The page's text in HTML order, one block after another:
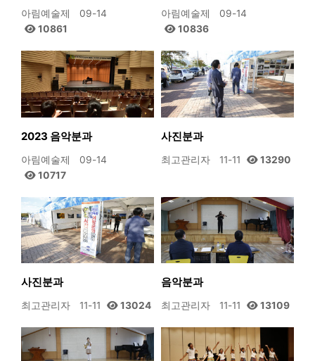
아림예술제
09-14
10861
아림예술제
09-14
10836
2023 음악분과
아림예술제
09-14
10717
사진분과
최고관리자 11-11 13290
사진분과
최고관리자 11-11 13024
음악분과
최고관리자 11-11 13109